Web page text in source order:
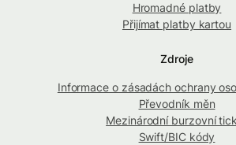
Hromadné platby
Přijímat platby kartou
Zdroje
Informace o zásadách ochrany
Převodník měn
Mezinárodní burzovní
Swift/BIC kódy